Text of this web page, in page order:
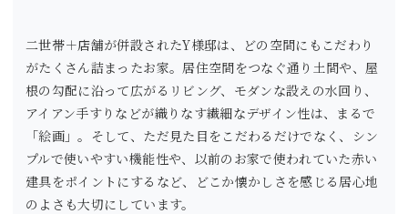
二世帯＋店舗が併設されたY様邸は、どの空間にもこだわり
がたくさん詰まったお家。居住空間をつなぐ通り土間や、屋
根の勾配に沿って広がるリビング、モダンな設えの水回り、
アイアン手すりなどが織りなす繊細なデザイン性は、まるで
「絵画」。そして、ただ見た目をこだわるだけでなく、シン
プルで使いやすい機能性や、以前のお家で使われていた赤い
建具をポイントにするなど、どこか懐かしさを感じる居心地
のよさも大切にしています。